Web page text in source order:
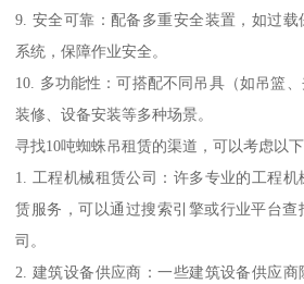
9. 安全可靠：配备多重安全装置，如过
系统，保障作业安全。
10. 多功能性：可搭配不同吊具（如吊篮、
装修、设备安装等多种场景。
寻找10吨蜘蛛吊租赁的渠道，可以考虑以下
1. 工程机械租赁公司：许多专业的工程
赁服务，可以通过搜索引擎或行业平台
司。
2. 建筑设备供应商：一些建筑设备供应